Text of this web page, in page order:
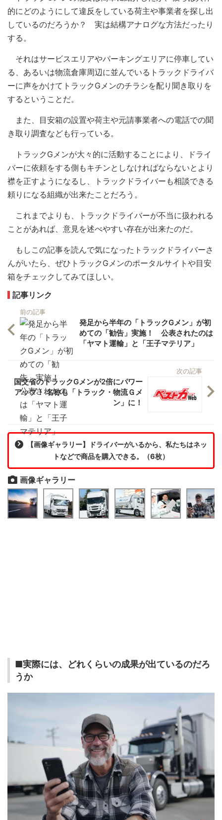
的にどのようにして違反をしている荷主や事業者を探し出
しているのだろうか？ 実は結構アナログな方法だったり
する。
それはサービスエリアやパーキングエリアに停車してい
る、あるいは物流倉庫周辺に並んでいるトラックドライバ
ーに声をかけてトラックGメンのチラシを配り聞き取りを
するということだ。
また、目安箱の設置や荷主や元請事業者への電話での聞
き取り調査なども行っている。
トラックGメンが大々的に活動することにより、ドライ
バーに依頼をする側もキチンとしなければならないとより
襟を正すようになるし、トラックドライバーも相談できる
頼りになる組織が出来たことだろう。
これまでよりも、トラックドライバーが不当に扱われる
ことがあれば、意見を述べやすい存在が出来たのだ。
もしこの記事を読んで気になったトラックドライバーさ
んがいたら、ぜひトラックGメンのポータルサイトや目安
箱をチェックしてみてほしい。
記事リンク
前の記事
発足から半年の「トラックGメン」が初
めての「勧告」実施！ 公表されたのは
「ヤマト運輸」と「王子マテリア」
次の記事
国交省のトラックGメンが2倍にパワー
アップ！ 名称も「トラック・物流Ｇメ
ン」に！
【画像ギャラリー】ドライバーがいるから、私たちはネッ
トなどで商品を購入できる。（6枚）
画像ギャラリー
■実際には、どれくらいの成果が出ているのだろ
うか